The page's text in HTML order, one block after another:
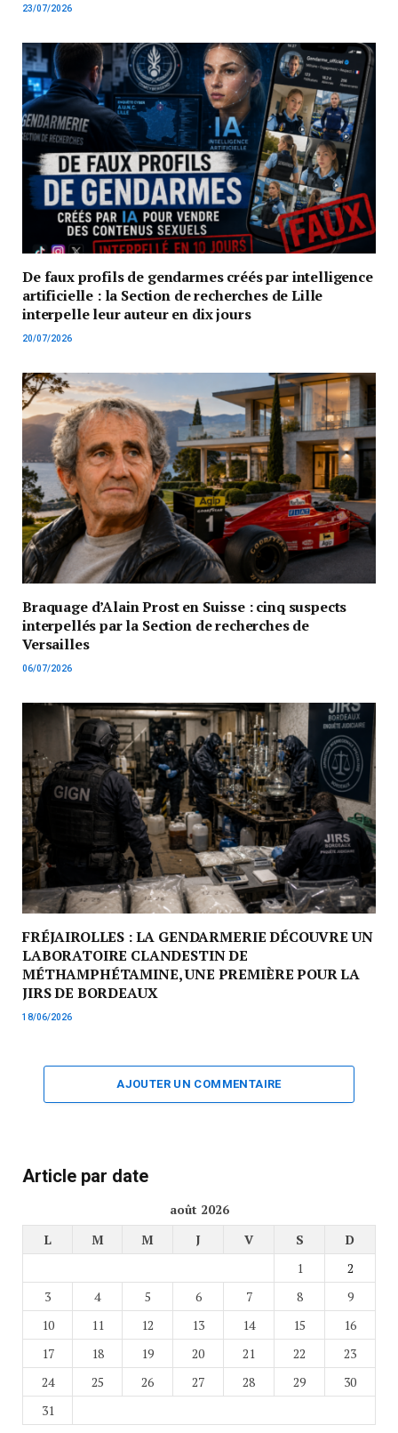
23/07/2026
De faux profils de gendarmes créés par intelligence
artificielle : la Section de recherches de Lille
interpelle leur auteur en dix jours
20/07/2026
Braquage d’Alain Prost en Suisse : cinq suspects
interpellés par la Section de recherches de
Versailles
06/07/2026
FRÉJAIROLLES : LA GENDARMERIE DÉCOUVRE UN
LABORATOIRE CLANDESTIN DE
MÉTHAMPHÉTAMINE, UNE PREMIÈRE POUR LA
JIRS DE BORDEAUX
18/06/2026
AJOUTER UN COMMENTAIRE
Article par date
août 2026
L
M M J V S
D
1
2
3
4 5 6 7 8
9
10
11 12 13 14 15
16
17
18 19 20 21 22
23
24
25 26 27 28 29
30
31